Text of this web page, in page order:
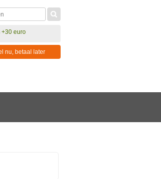
+30 euro
nu, betaal later